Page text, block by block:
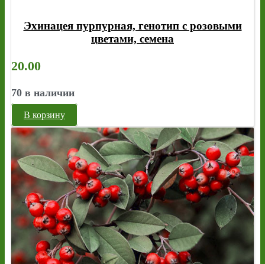
Эхинацея пурпурная, генотип с розовыми
цветами, семена
20.00
70 в наличии
В корзину